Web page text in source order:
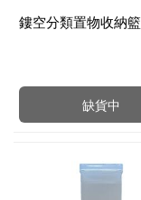
缺貨中
鏤空分類置物收納籃